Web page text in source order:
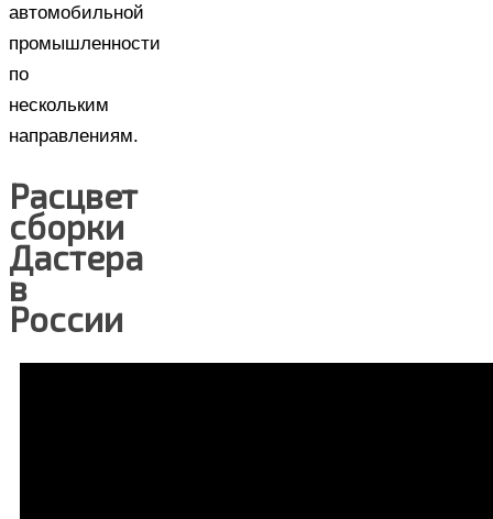
автомобильной
промышленности
по
нескольким
направлениям.
Расцвет
сборки
Дастера
в
России